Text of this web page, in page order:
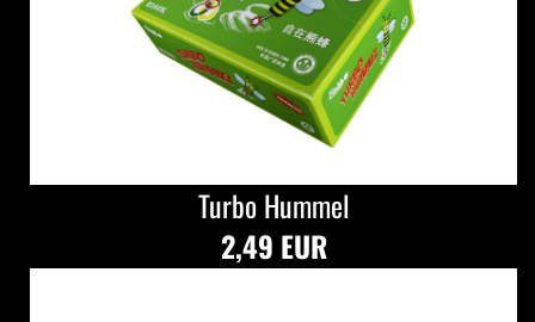
Turbo Hummel
2,49 EUR